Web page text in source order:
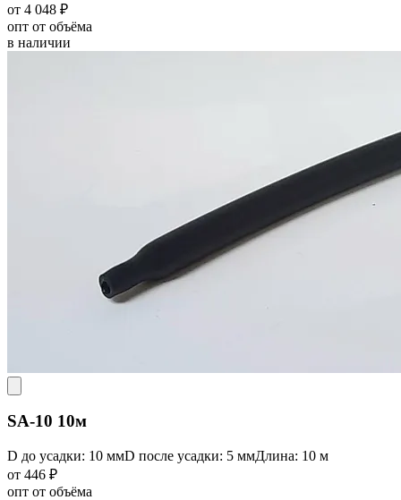
от 4 048 ₽
опт от объёма
в наличии
SA-10 10м
D до усадки: 10 ммD после усадки: 5 ммДлина: 10 м
от 446 ₽
опт от объёма